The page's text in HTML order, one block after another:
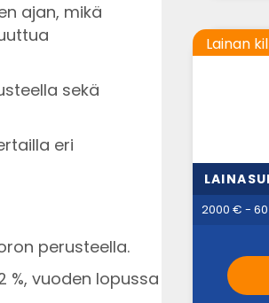
ajan, mikä
sekä
eri
perusteella.
%, vuoden lopussa
Lainan
2000 € -